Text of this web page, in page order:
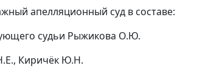
апелляционный суд в составе:
судьи Рыжикова О.Ю.
Киричёк Ю.Н.